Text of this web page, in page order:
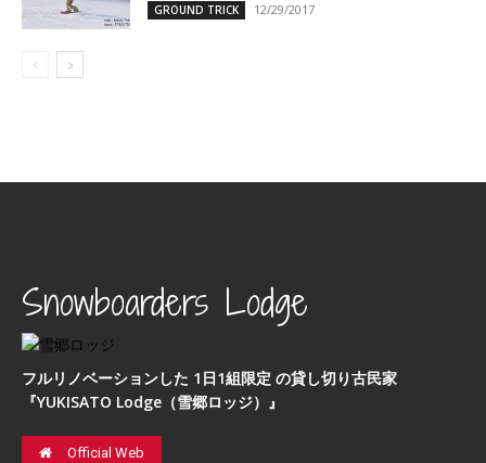
GROUND TRICK 12/29/2017
Snowboarders Lodge
フルリノベーションした 1日1組限定 の貸し切り古民家
『YUKISATO Lodge（雪郷ロッジ）』
Official Web